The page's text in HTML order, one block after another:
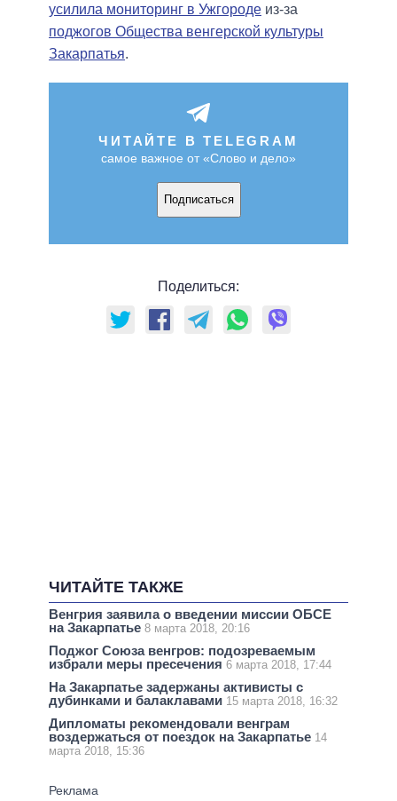
усилила мониторинг в Ужгороде из-за
поджогов Общества венгерской культуры
Закарпатья.
ЧИТАЙТЕ В TELEGRAM
самое важное от «Слово и дело»
Подписаться
Поделиться:
ЧИТАЙТЕ ТАКЖЕ
Венгрия заявила о введении миссии ОБСЕ
на Закарпатье 8 марта 2018, 20:16
Поджог Союза венгров: подозреваемым
избрали меры пресечения 6 марта 2018, 17:44
На Закарпатье задержаны активисты с
дубинками и балаклавами 15 марта 2018, 16:32
Дипломаты рекомендовали венграм
воздержаться от поездок на Закарпатье 14
марта 2018, 15:36